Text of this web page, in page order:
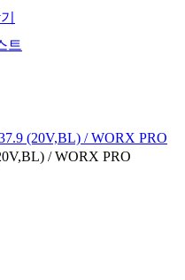
트
(20V,BL) / WORX PRO
/ WORX PRO